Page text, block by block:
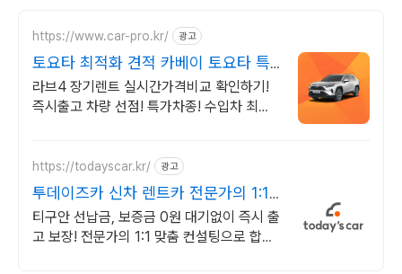
https://www.car-pro.kr/ 광고
토요타 최적화 견적 카베이 토요타 특
가차량 무료견적
라브4 장기렌트 실시간가격비교 확인하기!
즉시출고 차량 선점! 특가차종! 수입차 최대
https://todayscar.kr/ 광고
투데이즈카 신차 렌트카 전문가의 1:1
맞춤 컨설팅
티구안 선납금, 보증금 0원 대기없이 즉시 출
고 보장! 전문가의 1:1 맞춤 컨설팅으로 합리